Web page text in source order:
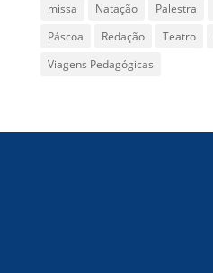
missa
Natação Palestra
Páscoa
Redação Teatro
Viagens Pedagógicas